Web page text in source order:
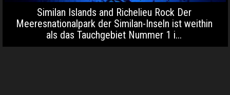
Similan Islands and Richelieu Rock Der
Meeresnationalpark der Similan-Inseln ist weithin
als das Tauchgebiet Nummer 1 i...